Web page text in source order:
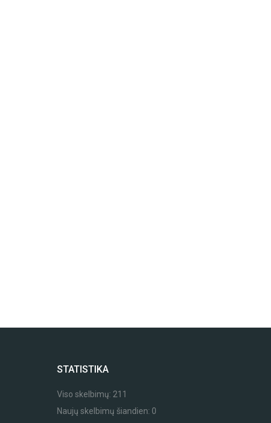
STATISTIKA
Viso skelbimų: 211
Naujų skelbimų šiandien: 0